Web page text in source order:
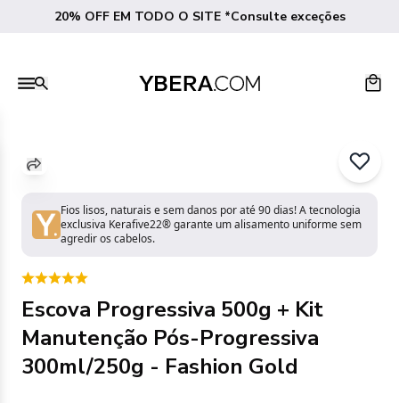
20% OFF EM TODO O SITE *Consulte exceções
Fios lisos, naturais e sem danos por até 90 dias! A tecnologia
exclusiva Kerafive22® garante um alisamento uniforme sem
agredir os cabelos.
Escova Progressiva 500g + Kit
Manutenção Pós-Progressiva
300ml/250g - Fashion Gold